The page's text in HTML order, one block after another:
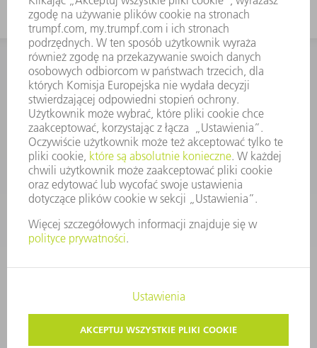
KONTAKT
Dział Części Zamiennych i Narzędzi
48225753936
8.00 - 17.00
czesci.zamienne@trumpf.com
PRAWA AUTORSKIE I PRAWA DOTYCZĄCE ZNAKÓW TOWAROWYCH
WARUNKI UŻYTKOWANIA